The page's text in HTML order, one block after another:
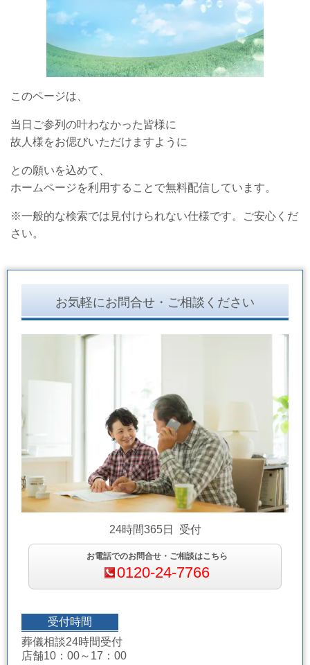
このページは、
当日ご参列の叶わなかった皆様に
故人様をお偲びいただけますように
との願いを込めて、
ホームページを利用することで無料配信しています。
※一般的な検索では見付けられない仕様です。ご安心くだ
さい。
お気軽にお問合せ・ご相談ください
24時間365日 受付
お電話でのお問合せ・ご相談はこちら
0120-24-7766
受付時間
葬儀相談24時間受付
店舗10：00～17：00